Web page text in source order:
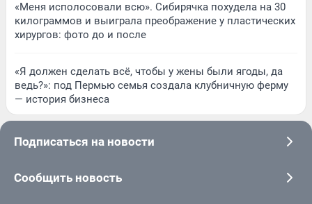
«Меня исполосовали всю». Сибирячка похудела на 30
килограммов и выиграла преображение у пластических
хирургов: фото до и после
«Я должен сделать всё, чтобы у жены были ягоды, да
ведь?»: под Пермью семья создала клубничную ферму
— история бизнеса
Подписаться на новости
Сообщить новость